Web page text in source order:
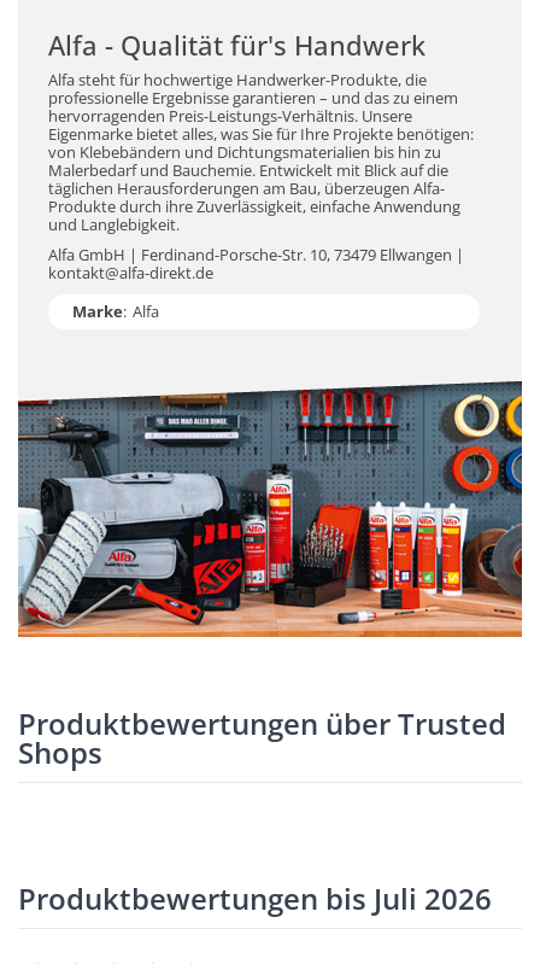
Alfa - Qualität für's Handwerk
Alfa steht für hochwertige Handwerker-Produkte, die
professionelle Ergebnisse garantieren – und das zu einem
hervorragenden Preis-Leistungs-Verhältnis. Unsere
Eigenmarke bietet alles, was Sie für Ihre Projekte benötigen:
von Klebebändern und Dichtungsmaterialien bis hin zu
Malerbedarf und Bauchemie. Entwickelt mit Blick auf die
täglichen Herausforderungen am Bau, überzeugen Alfa-
Produkte durch ihre Zuverlässigkeit, einfache Anwendung
und Langlebigkeit.
Alfa GmbH | Ferdinand-Porsche-Str. 10, 73479 Ellwangen |
kontakt@alfa-direkt.de
Marke: Alfa
Produktbewertungen über Trusted
Shops
Produktbewertungen bis Juli 2026